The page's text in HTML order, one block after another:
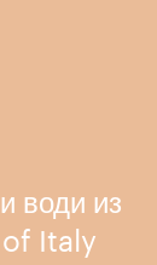
води из
of Italy